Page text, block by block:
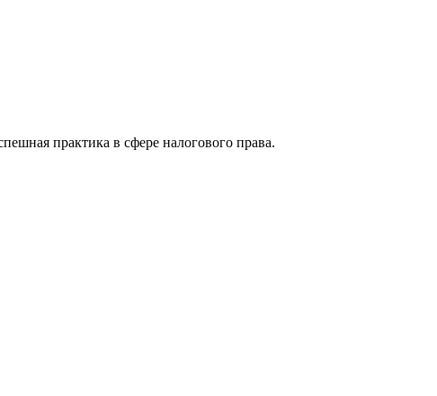
практика в сфере налогового права.